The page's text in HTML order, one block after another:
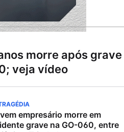
morre após grave
veja vídeo
empresário morre em
grave na GO-060, entre